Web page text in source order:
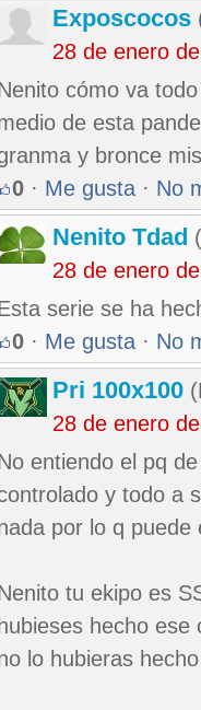
Exposcocos
28 de enero
cómo va
de esta
y bronce
0 · Me gusta · No
Nenito Tdad
28 de enero
serie se ha
0 · Me gusta · No
Pri 100x100
28 de enero
entiendo el pq
y todo a
por lo q puede
tu ekipo es
hubieses hecho
lo hubieras hecho